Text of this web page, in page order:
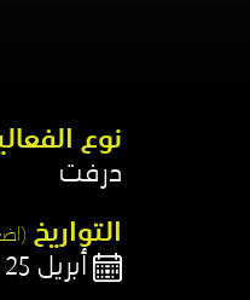
نوع
درفت
التواريخ
أبريل 25 - أبريل 26، 2024